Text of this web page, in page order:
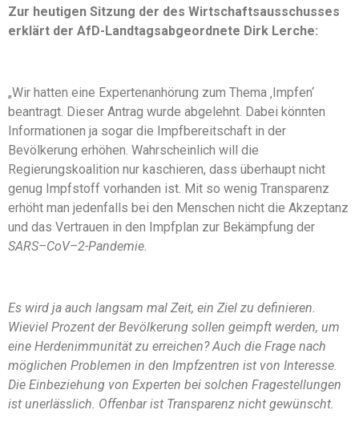
Zur heutigen Sitzung der des Wirtschaftsausschusses
erklärt der AfD-Landtagsabgeordnete Dirk Lerche:
„Wir hatten eine Expertenanhörung zum Thema ‚Impfen‘
beantragt. Dieser Antrag wurde abgelehnt. Dabei könnten
Informationen ja sogar die Impfbereitschaft in der
Bevölkerung erhöhen. Wahrscheinlich will die
Regierungskoalition nur kaschieren, dass überhaupt nicht
genug Impfstoff vorhanden ist. Mit so wenig Transparenz
erhöht man jedenfalls bei den Menschen nicht die Akzeptanz
und das Vertrauen in den Impfplan zur Bekämpfung der
SARS–CoV–2-Pandemie.
Es wird ja auch langsam mal Zeit, ein Ziel zu definieren.
Wieviel Prozent der Bevölkerung sollen geimpft werden, um
eine Herdenimmunität zu erreichen? Auch die Frage nach
möglichen Problemen in den Impfzentren ist von Interesse.
Die Einbeziehung von Experten bei solchen Fragestellungen
ist unerlässlich. Offenbar ist Transparenz nicht gewünscht.